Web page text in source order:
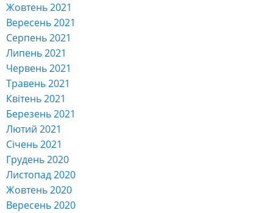
Жовтень 2021
Вересень 2021
Серпень 2021
Липень 2021
Червень 2021
Травень 2021
Квітень 2021
Березень 2021
Лютий 2021
Січень 2021
Грудень 2020
Листопад 2020
Жовтень 2020
Вересень 2020